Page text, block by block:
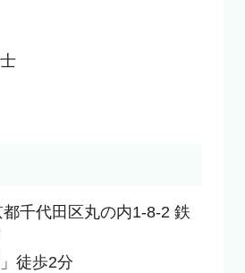
千代田区丸の内1-8-2 鉄
徒歩2分